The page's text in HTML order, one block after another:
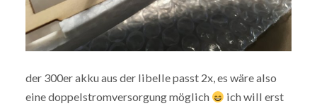
der 300er akku aus der libelle passt 2x, es wäre also
eine doppelstromversorgung möglich
ich will erst